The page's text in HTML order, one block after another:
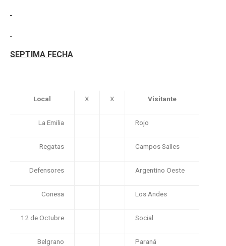
SEPTIMA FECHA
Local X X Visitante
La Emilia Rojo
Regatas Campos Salles
Defensores Argentino Oeste
Conesa Los Andes
12 de Octubre Social
Belgrano Paraná